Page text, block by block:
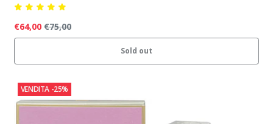
€64,00 €75,00
Sold out
VENDITA -25%